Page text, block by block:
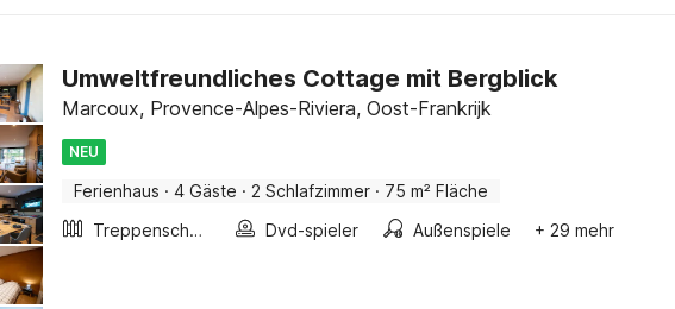
Umweltfreundliches Cottage mit Bergblick
Marcoux, Provence-Alpes-Riviera, Oost-Frankrijk
NEU
Ferienhaus · 4 Gäste · 2 Schlafzimmer · 75 m² Fläche
Treppenschutzgitter
Dvd-spieler Außenspiele + 29 mehr